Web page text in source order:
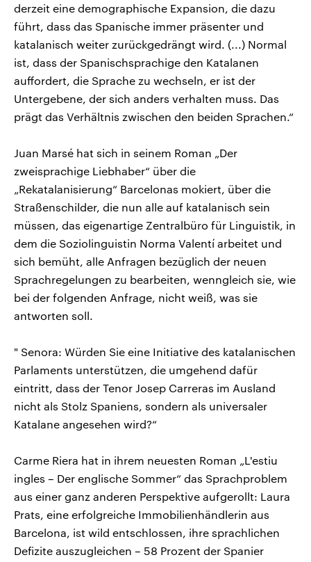
derzeit eine demographische Expansion, die dazu
führt, dass das Spanische immer präsenter und
katalanisch weiter zurückgedrängt wird. (...) Normal
ist, dass der Spanischsprachige den Katalanen
auffordert, die Sprache zu wechseln, er ist der
Untergebene, der sich anders verhalten muss. Das
prägt das Verhältnis zwischen den beiden Sprachen.“
Juan Marsé hat sich in seinem Roman „Der
zweisprachige Liebhaber“ über die
„Rekatalanisierung“ Barcelonas mokiert, über die
Straßenschilder, die nun alle auf katalanisch sein
müssen, das eigenartige Zentralbüro für Linguistik, in
dem die Soziolinguistin Norma Valentí arbeitet und
sich bemüht, alle Anfragen bezüglich der neuen
Sprachregelungen zu bearbeiten, wenngleich sie, wie
bei der folgenden Anfrage, nicht weiß, was sie
antworten soll.
" Senora: Würden Sie eine Initiative des katalanischen
Parlaments unterstützen, die umgehend dafür
eintritt, dass der Tenor Josep Carreras im Ausland
nicht als Stolz Spaniens, sondern als universaler
Katalane angesehen wird?“
Carme Riera hat in ihrem neuesten Roman „L'estiu
ingles – Der englische Sommer“ das Sprachproblem
aus einer ganz anderen Perspektive aufgerollt: Laura
Prats, eine erfolgreiche Immobilienhändlerin aus
Barcelona, ist wild entschlossen, ihre sprachlichen
Defizite auszugleichen – 58 Prozent der Spanier